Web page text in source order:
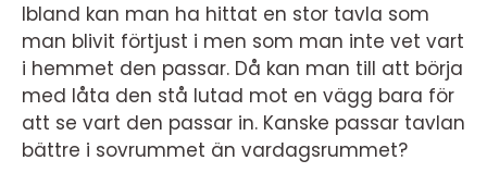
Ibland kan man ha hittat en stor tavla som
man blivit förtjust i men som man inte vet vart
i hemmet den passar. Då kan man till att börja
med låta den stå lutad mot en vägg bara för
att se vart den passar in. Kanske passar tavlan
bättre i sovrummet än vardagsrummet?